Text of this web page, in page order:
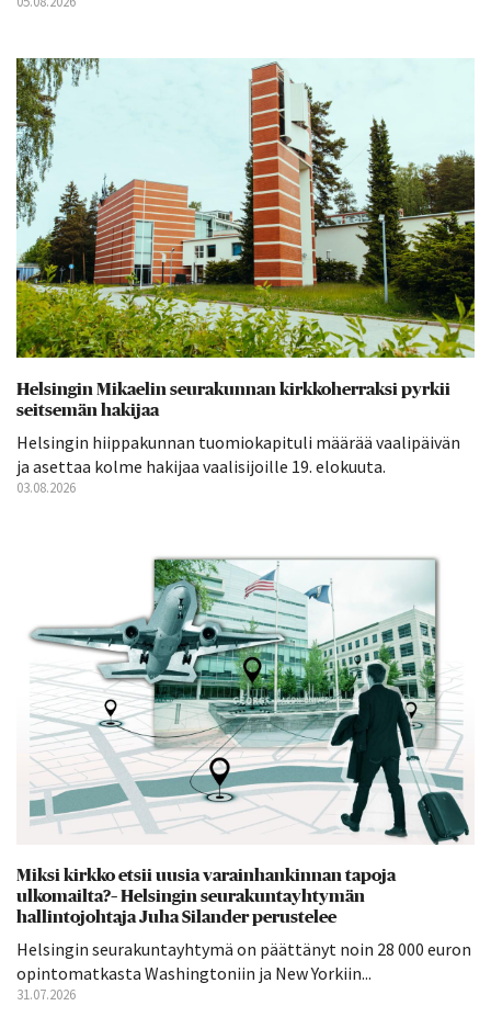
Helsingin Mikaelin seurakunnan kirkkoherraksi pyrkii
seitsemän hakijaa
Helsingin hiippakunnan tuomiokapituli määrää vaalipäivän
ja asettaa kolme hakijaa vaalisijoille 19. elokuuta.
03.08.2026
Miksi kirkko etsii uusia varainhankinnan tapoja
ulkomailta?– Helsingin seurakuntayhtymän
hallintojohtaja Juha Silander perustelee
Helsingin seurakuntayhtymä on päättänyt noin 28 000 euron
opintomatkasta Washingtoniin ja New Yorkiin...
31.07.2026